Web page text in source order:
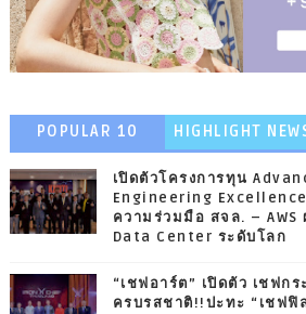
POPULAR 10 HIGHLIGHT
เปิดตัวโครงการทุน
Engineering
ความร่วมมือ สจล. –
Data Center ระดับโลก
“เชฟอาร์ต” เปิดตัว เชฟก
ครบรสชาติ!!ปะทะ “เชฟฟิ